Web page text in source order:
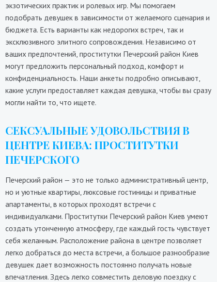
экзотических практик и ролевых игр. Мы помогаем
подобрать девушек в зависимости от желаемого сценария и
бюджета. Есть варианты как недорогих встреч, так и
эксклюзивного элитного сопровождения. Независимо от
ваших предпочтений, проститутки Печерский район Киев
могут предложить персональный подход, комфорт и
конфиденциальность. Наши анкеты подробно описывают,
какие услуги предоставляет каждая девушка, чтобы вы сразу
могли найти то, что ищете.
СЕКСУАЛЬНЫЕ УДОВОЛЬСТВИЯ В
ЦЕНТРЕ КИЕВА: ПРОСТИТУТКИ
ПЕЧЕРСКОГО
Печерский район — это не только административный центр,
но и уютные квартиры, люксовые гостиницы и приватные
апартаменты, в которых проходят встречи с
индивидуалками. Проститутки Печерский район Киев умеют
создать утонченную атмосферу, где каждый гость чувствует
себя желанным. Расположение района в центре позволяет
легко добраться до места встречи, а большое разнообразие
девушек дает возможность постоянно получать новые
впечатления. Здесь легко совместить деловую поездку с